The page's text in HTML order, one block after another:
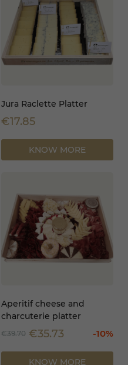
Jura Raclette Platter
€17.85
KNOW MORE
Aperitif cheese and
charcuterie platter
€39.70 €35.73 -10%
KNOW MORE